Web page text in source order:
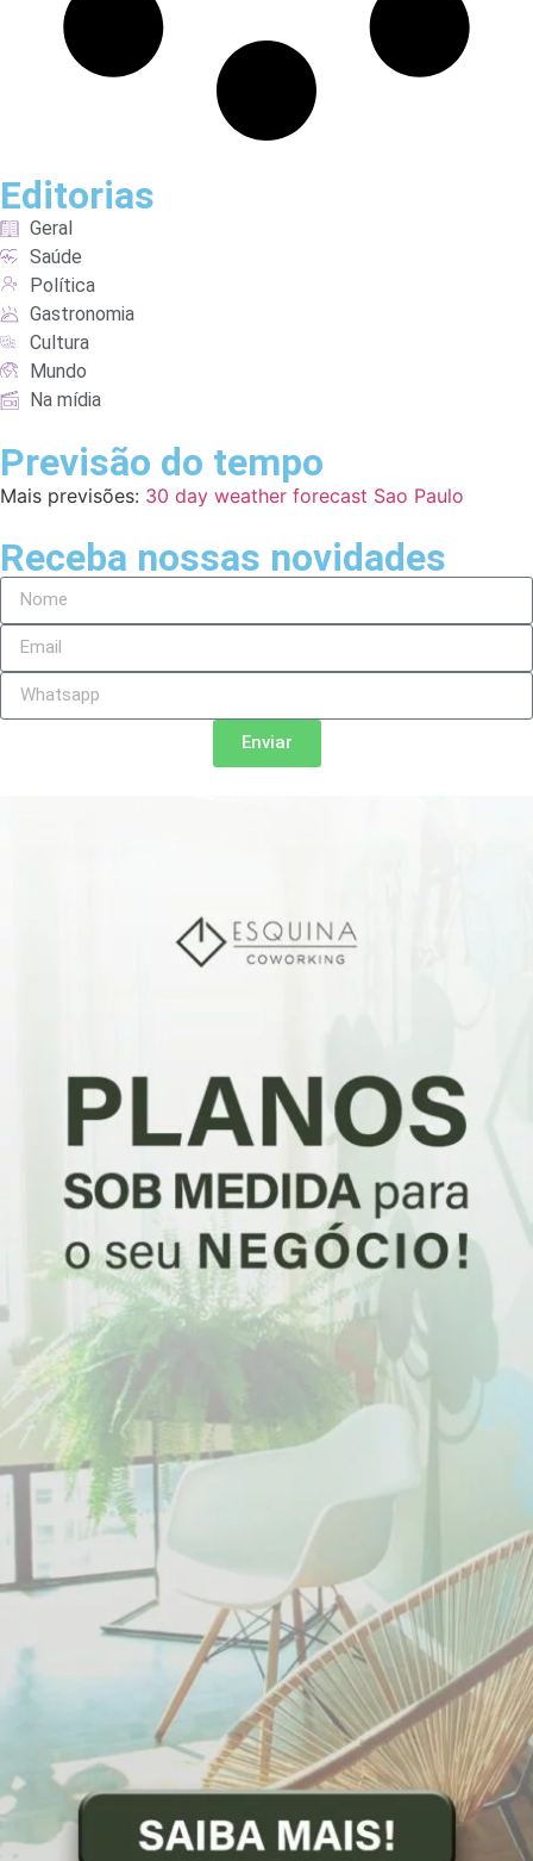
Editorias
Geral
Saúde
Política
Gastronomia
Cultura
Mundo
Na mídia
Previsão do tempo
Mais previsões: 30 day weather forecast Sao Paulo
Receba nossas novidades
Enviar